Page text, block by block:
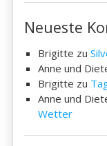
Neueste
Brigitte zu
Anne und
Brigitte zu
Anne und
Wetter